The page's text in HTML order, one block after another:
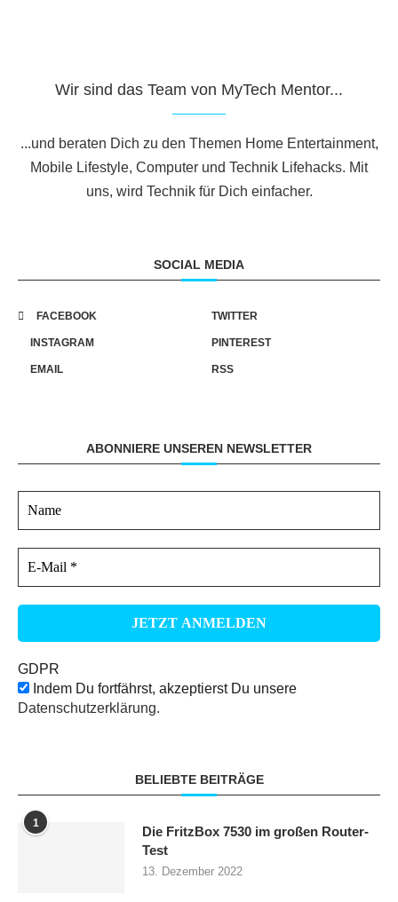
Wir sind das Team von MyTech Mentor...
...und beraten Dich zu den Themen Home Entertainment,
Mobile Lifestyle, Computer und Technik Lifehacks. Mit
uns, wird Technik für Dich einfacher.
SOCIAL MEDIA
FACEBOOK TWITTER
INSTAGRAM PINTEREST
EMAIL RSS
ABONNIERE UNSEREN NEWSLETTER
GDPR
Indem Du fortfährst, akzeptierst Du unsere
Datenschutzerklärung.
BELIEBTE BEITRÄGE
1
Die FritzBox 7530 im großen Router-
Test
13. Dezember 2022